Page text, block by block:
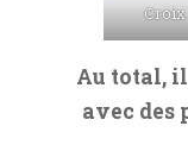
Croix
Au total,
avec des